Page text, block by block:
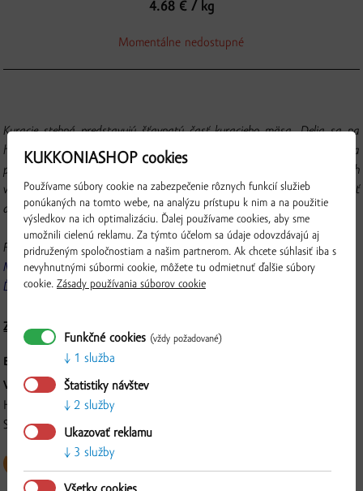
4.68 € / kg
Momentálne nedostupné
Kuracie stehná predstavujú šťavnatú časť kuracieho mäsa. Delia sa na
hornú a dolnú časť. V našej ponuke nájdete stehná vcelku. Najčastejšie sa
používajú na pečenie, ale vynikajúco sa hodia aj na gril. Odporúčame ich
vykostiť a pripravovať z nich skutočne šťavnaté rezne. Môžete ich naložiť
do marinády a následne upiecť alebo grilovať.
Pripravte si stehná podľa nášho receptu:
Medovo-horčicové kuracie stehná
Ďalšie recepty...
Zloženie a nutričné hodnoty
BALENIE: Čerstvé chladené mäso, na tácke 4 ks, cca. 500 g
VÝROBCA:
Hydina PIERKO, s.r.o., Gaštanový rad 4168/9, 929 01, Dunajská
Streda
KUKKONIASHOP cookies
Používame súbory cookie na zabezpečenie rôznych funkcií služieb
ponúkaných na tomto webe, na analýzu prístupu k nim a na použitie
výsledkov na ich optimalizáciu. Ďalej používame cookies, aby sme
umožnili cielenú reklamu. Za týmto účelom sa údaje odovzdávajú aj
pridruženým spoločnostiam a našim partnerom. Ak chcete súhlasiť iba s
nevyhnutnými súbormi cookie, môžete tu odmietnuť ďalšie súbory
cookie. Zásady používania súborov cookie
Funkčné cookies (vždy požadované)
1 služba
Štatistiky návštev
2 služby
Ukazovať reklamu
3 služby